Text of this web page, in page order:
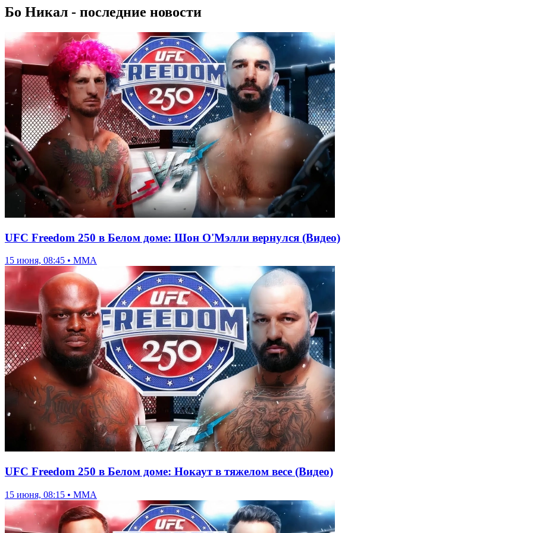
Бо Никал - последние новости
UFC Freedom 250 в Белом доме: Шон О'Мэлли вернулся (Видео)
15 июня, 08:45 • ММА
UFC Freedom 250 в Белом доме: Нокаут в тяжелом весе (Видео)
15 июня, 08:15 • ММА